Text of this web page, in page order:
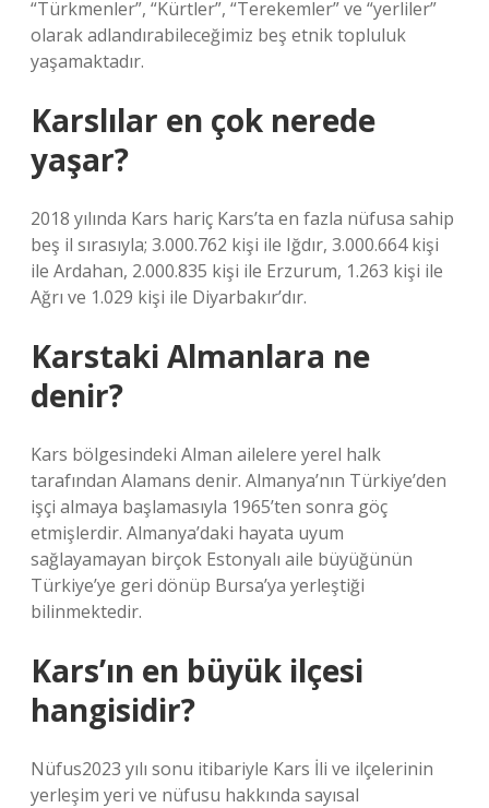
“Türkmenler”, “Kürtler”, “Terekemler” ve “yerliler”
olarak adlandırabileceğimiz beş etnik topluluk
yaşamaktadır.
Karslılar en çok nerede
yaşar?
2018 yılında Kars hariç Kars’ta en fazla nüfusa sahip
beş il sırasıyla; 3.000.762 kişi ile Iğdır, 3.000.664 kişi
ile Ardahan, 2.000.835 kişi ile Erzurum, 1.263 kişi ile
Ağrı ve 1.029 kişi ile Diyarbakır’dır.
Karstaki Almanlara ne
denir?
Kars bölgesindeki Alman ailelere yerel halk
tarafından Alamans denir. Almanya’nın Türkiye’den
işçi almaya başlamasıyla 1965’ten sonra göç
etmişlerdir. Almanya’daki hayata uyum
sağlayamayan birçok Estonyalı aile büyüğünün
Türkiye’ye geri dönüp Bursa’ya yerleştiği
bilinmektedir.
Kars’ın en büyük ilçesi
hangisidir?
Nüfus2023 yılı sonu itibariyle Kars İli ve ilçelerinin
yerleşim yeri ve nüfusu hakkında sayısal